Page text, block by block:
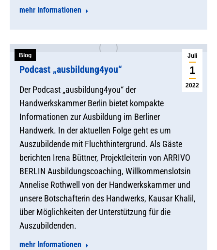
mehr Informationen
Juli
1
2022
Blog
Podcast „ausbildung4you“
Der Podcast „ausbildung4you“ der
Handwerkskammer Berlin bietet kompakte
Informationen zur Ausbildung im Berliner
Handwerk. In der aktuellen Folge geht es um
Auszubildende mit Fluchthintergrund. Als Gäste
berichten Irena Büttner, Projektleiterin von ARRIVO
BERLIN Ausbildungscoaching, Willkommenslotsin
Annelise Rothwell von der Handwerkskammer und
unsere Botschafterin des Handwerks, Kausar Khalil,
über Möglichkeiten der Unterstützung für die
Auszubildenden.
mehr Informationen